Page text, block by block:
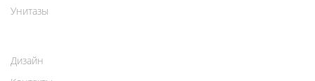
Унитазы
Дизайн